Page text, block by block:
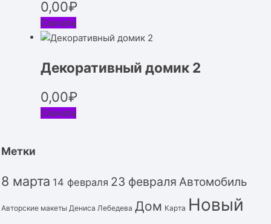
0,00₽
Скачать
Декоративный домик 2
0,00₽
Скачать
Метки
8 марта 14 февраля 23 февраля Автомобиль
Авторские макеты Дениса Лебедева Дом Карта Новый